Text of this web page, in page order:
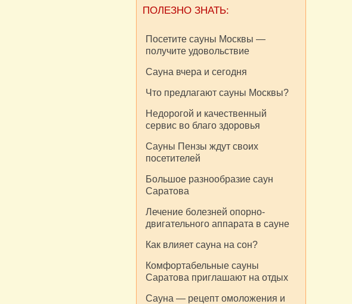
ПОЛЕЗНО ЗНАТЬ:
Посетите сауны Москвы —
получите удовольствие
Сауна вчера и сегодня
Что предлагают сауны Москвы?
Недорогой и качественный
сервис во благо здоровья
Сауны Пензы ждут своих
посетителей
Большое разнообразие саун
Саратова
Лечение болезней опорно-
двигательного аппарата в сауне
Как влияет сауна на сон?
Комфортабельные сауны
Саратова приглашают на отдых
Сауна — рецепт омоложения и